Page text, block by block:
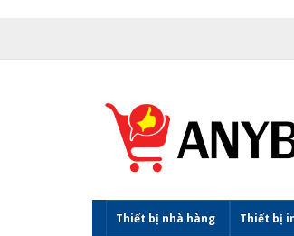
Thiết bị nhà hàng Thiết bị